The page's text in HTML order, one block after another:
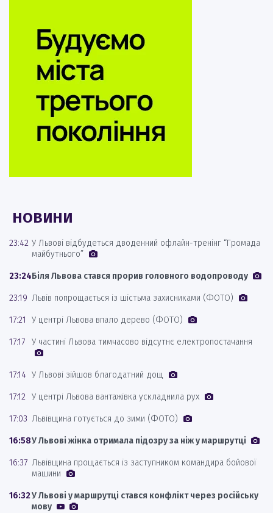
НОВИНИ
23:42 У Львові відбудеться дводенний офлайн-тренінг “Громада
майбутнього”
23:24Біля Львова стався прорив головного водопроводу
23:19 Львів попрощається із шістьма захисниками (ФОТО)
17:21 У центрі Львова впало дерево (ФОТО)
17:17 У частині Львова тимчасово відсутнє електропостачання
17:14 У Львові зійшов благодатний дощ
17:12 У центрі Львова вантажівка ускладнила рух
17:03 Львівщина готується до зими (ФОТО)
16:58У Львові жінка отримала підозру за ніж у маршрутці
16:37 Львівщина прощається із заступником командира бойової
машини
16:32У Львові у маршрутці стався конфлікт через російську
мову